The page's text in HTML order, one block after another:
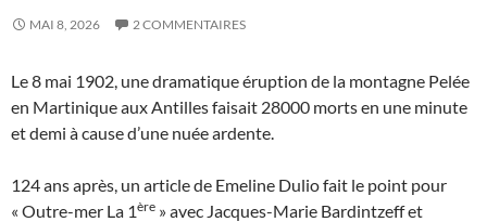
MAI 8, 2026 2 COMMENTAIRES
Le 8 mai 1902, une dramatique éruption de la montagne Pelée
en Martinique aux Antilles faisait 28000 morts en une minute
et demi à cause d’une nuée ardente.
124 ans après, un article de Emeline Dulio fait le point pour
« Outre-mer La 1ère » avec Jacques-Marie Bardintzeff et